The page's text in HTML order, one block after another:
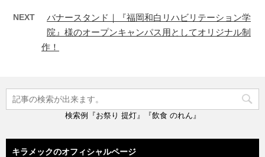
NEXT
バナースタンド｜『福岡和白リハビリテーション学
院』様のオープンキャンパス用としてオリジナル制
作！
検索例『お祭り 提灯』『飲食 のれん』
キラメックのオフィシャルページ